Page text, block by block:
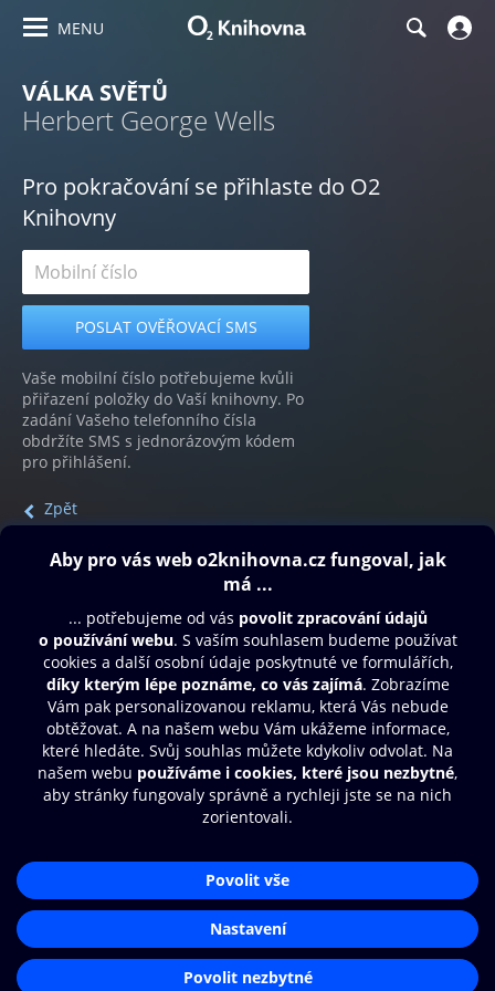
MENU
VÁLKA SVĚTŮ
Herbert George Wells
Pro pokračování se přihlaste do O2
Knihovny
Vaše mobilní číslo potřebujeme kvůli
přiřazení položky do Vaší knihovny. Po
zadání Vašeho telefonního čísla
obdržíte SMS s jednorázovým kódem
pro přihlášení.
Zpět
Obsah ke stažení
Moje O2 Knihovna
Další zábava
© O2 Czech Republic a.s.
Přístupnost
Zásady zpracování osobních údajů
Nastavení cookies
Aplikace O2 Knihovna
Čti a poslouchej své e-knihy a
audioknihy rychleji a pohodlněji.